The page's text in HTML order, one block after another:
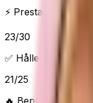
⚡ Prestanda &
23/30
✅ Håller vad det
21/25